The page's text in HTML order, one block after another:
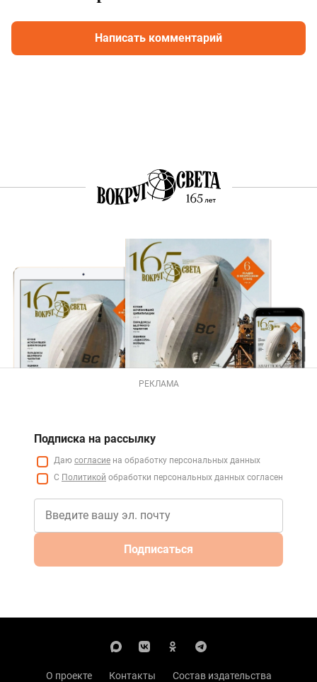
Написать комментарий
РЕКЛАМА
Подписка на рассылку
Даю согласие на обработку персональных данных
С Политикой обработки персональных данных согласен
Подписаться
О проекте Контакты
Состав издательства